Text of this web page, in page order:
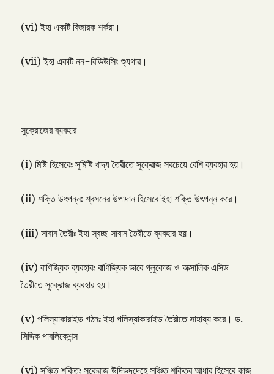
(vi) ইহা একটি বিজারক শর্করা।
(vii) ইহা একটি নন-রিডিউসিং শ্যুগার।
সুক্রোজের ব্যবহার
(i) মিষ্টি হিসেবেঃ সুমিষ্টি খাদ্য তৈরীতে সুক্রোজ সবচেয়ে বেশি ব্যবহার হয়।
(ii) শক্তি উৎপন্নঃ শ্বসনের উপাদান হিসেবে ইহা শক্তি উৎপন্ন করে।
(iii) সাবান তৈরীঃ ইহা স্বচ্ছ সাবান তৈরীতে ব্যবহার হয়।
(iv) বাণিজ্যিক ব্যবহারঃ বাণিজ্যিক ভাবে গ্লুকোজ ও অক্সালিক এসিড
তৈরীতে সুক্রোজ ব্যবহার হয়।
(v) পলিস্যাকারাইড গঠনঃ ইহা পলিস্যাকারাইড তৈরীতে সাহায্য করে। ড.
সিদ্দিক পাবলিকেশন্স
(vi) সঞ্চিত শক্তিঃ সুক্রোজ উদ্ভিদদেহে সঞ্চিত শক্তির আধার হিসেবে কাজ